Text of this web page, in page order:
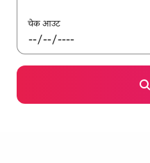
चेक आउट